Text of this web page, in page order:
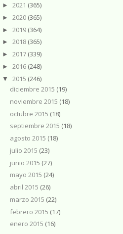
► 2021 (365)
► 2020 (365)
► 2019 (364)
► 2018 (365)
► 2017 (339)
► 2016 (248)
▼ 2015 (246)
diciembre 2015 (19)
noviembre 2015 (18)
octubre 2015 (18)
septiembre 2015 (18)
agosto 2015 (18)
julio 2015 (23)
junio 2015 (27)
mayo 2015 (24)
abril 2015 (26)
marzo 2015 (22)
febrero 2015 (17)
enero 2015 (16)